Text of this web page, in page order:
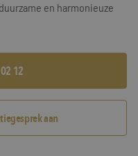
en harmonieuze
12
aan